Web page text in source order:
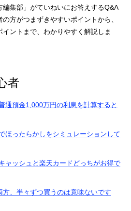
集部」がていねいにお答えするQ&A
方がつまずきやすいポイントから、
ントまで、わかりやすく解説しま
者
通預金1,000万円の利息を計算すると
ほったらかしをシミュレーションして
ャッシュと楽天カードどっちがお得で
方、半々ずつ買うのは意味ないです